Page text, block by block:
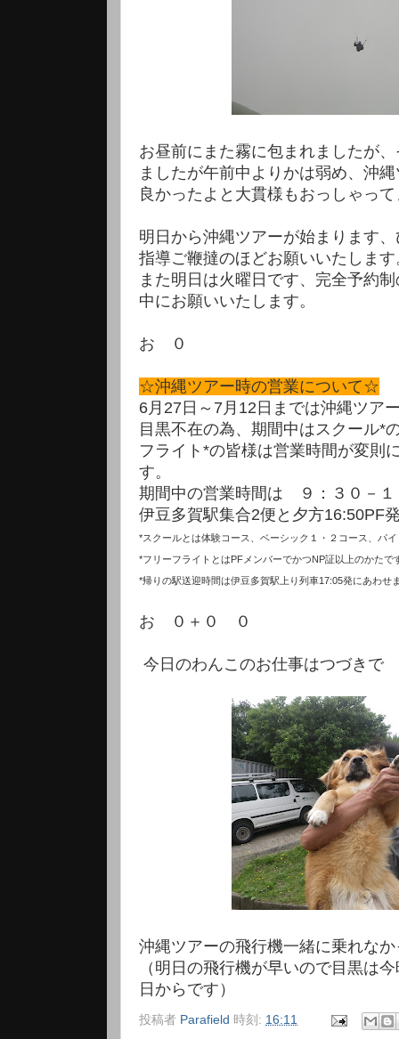
お昼前にまた霧に包まれましたが
ましたが午前中よりかは弱め、沖
良かったよと大貫様もおっしゃっ
明日から沖縄ツアーが始まります
指導ご鞭撻のほどお願いいたします
また明日は火曜日です、完全予約
中にお願いいたします。
お ０
☆沖縄ツアー時の営業について☆
6月27日～7月12日までは沖縄ツア
目黒不在の為、期間中はスクール*
フライト*の皆様は営業時間が変則
す。
期間中の営業時間は ９：３０－１
伊豆多賀駅集合2便と夕方16:50PF
*スクールとは体験コース、ベーシック１・２コース、パ
*フリーフライトとはPFメンバーでかつNP証以上のかた
*帰りの駅送迎時間は伊豆多賀駅上り列車17:05発にあわせ
お ０＋０ ０
今日のわんこのお仕事はつづきで
沖縄ツアーの飛行機一緒に乗れな
（明日の飛行機が早いので目黒は
日からです）
投稿者 Parafield 時刻: 16:11